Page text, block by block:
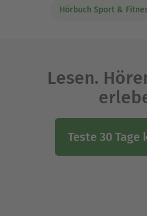
Hörbuch Sport &
Lesen.
Teste 30